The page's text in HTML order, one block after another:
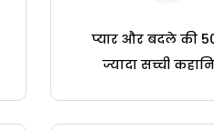
प्यार और बदले की
ज्यादा सच्ची